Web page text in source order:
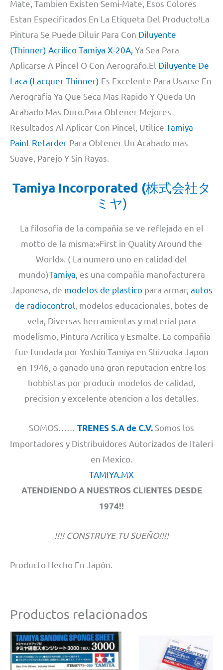
Mate, Tambien Existen Semi-Mate, Esos Colores
Estan Especificados En La Etiqueta Del Producto!La
Pintura Se Puede Diluir Para Con Diluyente
(Thinner) Acrilico Tamiya X-20A, Ya Sea Para
Aplicarse A Pincel O Con Aerografo.El Diluyente De
Laca (Lacquer Thinner) Es Excelente Para Usarse En
Aerografia Ya Que Seca Mas Rapido Y Queda Un
Acabado Mas Duro.Para Obtener Mejores
Resultados Al Aplicar Con Pincel, Utilice Tamiya
Paint Retarder Para Obtener Un Acabado mas
Suave, Parejo Y Sin Rayas.
Tamiya Incorporated (株式会社タ
ミヤ)
La filosofia de la compañia se ve reflejada en el
motto de la misma:»First in Quality Around the
World». ( La numero uno en calidad del
mundo)Tamiya , es una compañia manofacturera
Japonesa, de modelos de plasticopara armar, autos
de radiocontrol , modelos educacionales, botes de
vela, Diversas herramientas y material para
modelismo, Pintura Acrilica y Esmalte. La compañia
fue fundada por Yoshio Tamiya en Shizuoka Japon
en 1946, a ganado una gran reputacion entre los
hobbistas por producir modelos de calidad,
precision y excelente atencion a los detalles.
SOMOS…… TRENES S.A de C.V. Somos los
Importadores y Distribuidores Autorizados de Italeri
en Mexico.
TAMIYA.MX
ATENDIENDO A NUESTROS CLIENTES DESDE
1974!!
!!!! CONSTRUYE TU SUEÑO!!!!
Producto Hecho En Japón.
Productos relacionados